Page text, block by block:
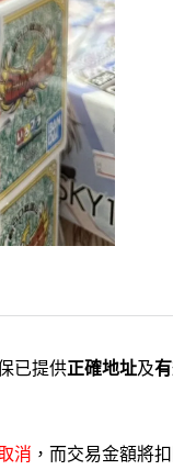
已提供正確地址及
消 ，而交易金額將